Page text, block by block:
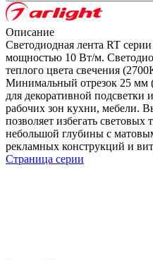
Описание
Светодиодная лента RT
мощностью 10 Вт/м.
теплого цвета свечения
Минимальный отрезок 25 мм
для декоративной
рабочих зон кухни, мебели.
позволяет избегать
небольшой глубины с
рекламных конструкций и
Страница серии